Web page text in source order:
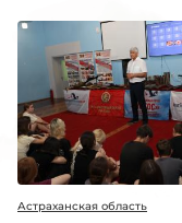
Астраханская область